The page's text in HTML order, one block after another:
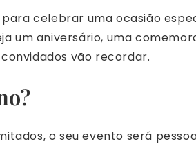
celebrar uma ocasião
um aniversário, uma
vão recordar.
o seu evento será